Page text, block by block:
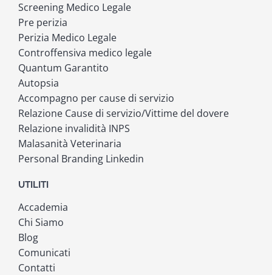
Screening Medico Legale
Pre perizia
Perizia Medico Legale
Controffensiva medico legale
Quantum Garantito
Autopsia
Accompagno per cause di servizio
Relazione Cause di servizio/Vittime del dovere
Relazione invalidità INPS
Malasanità Veterinaria
Personal Branding Linkedin
UTILITI
Accademia
Chi Siamo
Blog
Comunicati
Contatti